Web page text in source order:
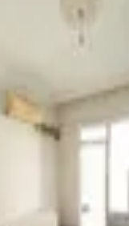
Emlaktan
1+1 Satılık
· ·
₺